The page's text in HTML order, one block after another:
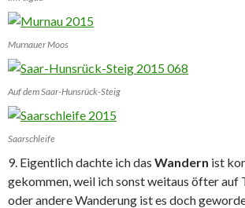
Murnauer Moos
Auf dem Saar-Hunsrück-Steig
Saarschleife
9. Eigentlich dachte ich das Wandern ist
gekommen, weil ich sonst weitaus öfter auf
oder andere Wanderung ist es doch